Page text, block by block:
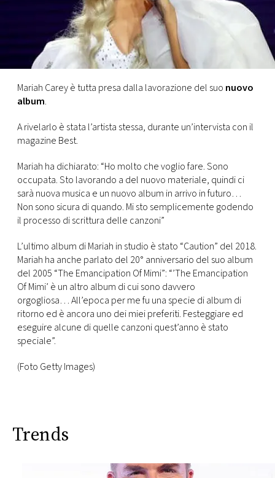
TV
PRINCIPATO
DI
RMC
CONSIGLIA
Mariah Carey è tutta presa dalla lavorazione del suo nuovo
album.
A rivelarlo è stata l’artista stessa, durante un’intervista con il
magazine Best.
Mariah ha dichiarato: “Ho molto che voglio fare. Sono
occupata. Sto lavorando a del nuovo materiale, quindi ci
sarà nuova musica e un nuovo album in arrivo in futuro…
Non sono sicura di quando. Mi sto semplicemente godendo
il processo di scrittura delle canzoni”
L’ultimo album di Mariah in studio è stato “Caution” del 2018.
Mariah ha anche parlato del 20° anniversario del suo album
del 2005 “The Emancipation Of Mimi”: “’The Emancipation
Of Mimi’ è un altro album di cui sono davvero
orgogliosa…All’epoca per me fu una specie di album di
ritorno ed è ancora uno dei miei preferiti. Festeggiare ed
eseguire alcune di quelle canzoni quest’anno è stato
speciale”.
(Foto Getty Images)
Trends